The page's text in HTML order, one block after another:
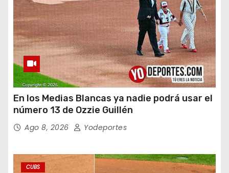
En los Medias Blancas ya nadie podrá usar el
número 13 de Ozzie Guillén
Ago 8, 2026 Yodeportes
CUBS